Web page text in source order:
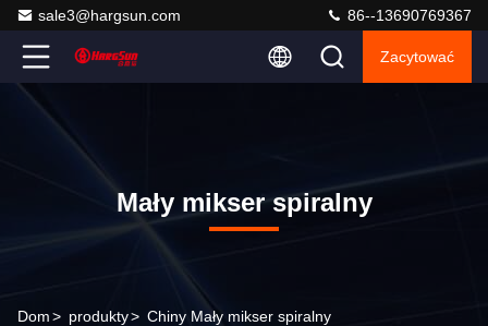
sale3@hargsun.com 86--13690769367
Zacytować
Mały mikser spiralny
Dom> produkty> Chiny Mały mikser spiralny